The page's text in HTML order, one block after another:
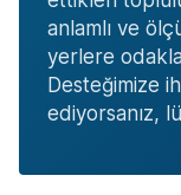
anlamlı ve
yerlere
Desteğimize
ediyorsanız,